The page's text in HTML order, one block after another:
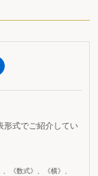
形式でご紹介してい
《数式》、《横》、